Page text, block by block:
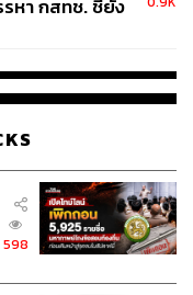
59
หา กสทช. ชี้ยัง
598